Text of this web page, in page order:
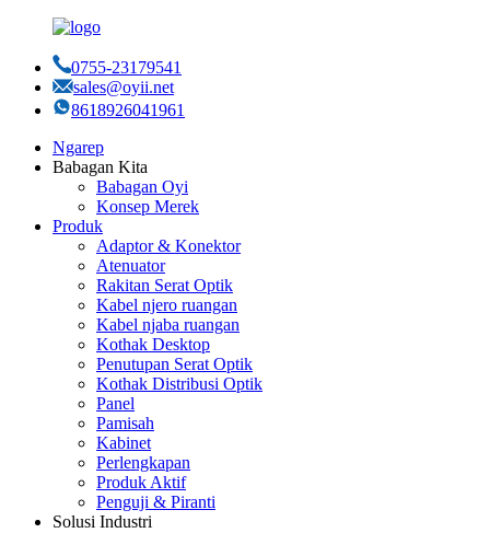
0755-23179541
sales@oyii.net
8618926041961
Ngarep
Babagan Kita
Babagan Oyi
Konsep Merek
Produk
Adaptor & Konektor
Atenuator
Rakitan Serat Optik
Kabel njero ruangan
Kabel njaba ruangan
Kothak Desktop
Penutupan Serat Optik
Kothak Distribusi Optik
Panel
Pamisah
Kabinet
Perlengkapan
Produk Aktif
Penguji & Piranti
Solusi Industri